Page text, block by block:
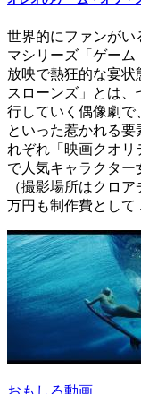
世界的にファンがい
マシリーズ「ゲー
放映で熱狂的な宴状
スローンズ」とは
行していく偶像劇で
といった惹かれる
れぞれ「映画クオリ
で人気キャラクタ
（撮影場所はクロ
万円も制作費として
おもしろ動画